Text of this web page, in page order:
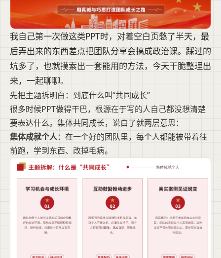
我自己第一次做这类PPT时，对着空白页憋了半天，最
后弄出来的东西差点把团队分享会搞成政治课。踩过的
坑多了，也就摸索出一套能用的方法，今天干脆整理出
来，一起聊聊。
先把主题拆明白：到底什么叫“共同成长”
很多时候PPT做得干巴，根源在于写的人自己都没想清楚
要表达什么。集体共同成长，说白了就两层意思：
集体成就个人：在一个好的团队里，每个人都能被带着往
前跑，学到东西、改掉毛病。